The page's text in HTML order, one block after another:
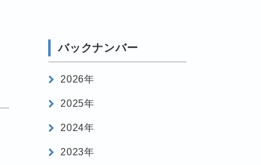
バックナンバー
2026年
2025年
2024年
2023年